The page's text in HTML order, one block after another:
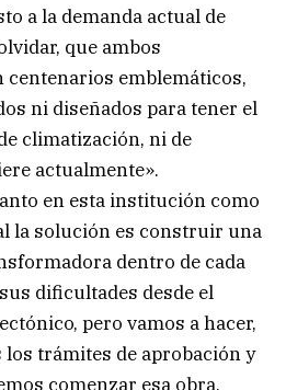
a la demanda actual de
que ambos
centenarios emblemáticos,
ni diseñados para tener el
climatización, ni de
actualmente».
en esta institución como
la solución es construir una
dentro de cada
dificultades desde el
pero vamos a hacer,
trámites de aprobación y
comenzar esa obra.